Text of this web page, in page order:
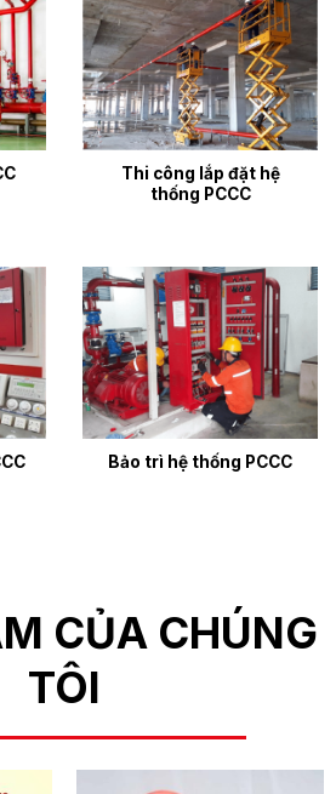
Thi công lắp đặt hệ
thống PCCC
Bảo trì hệ thống PCCC
CỦA CHÚNG
TÔI